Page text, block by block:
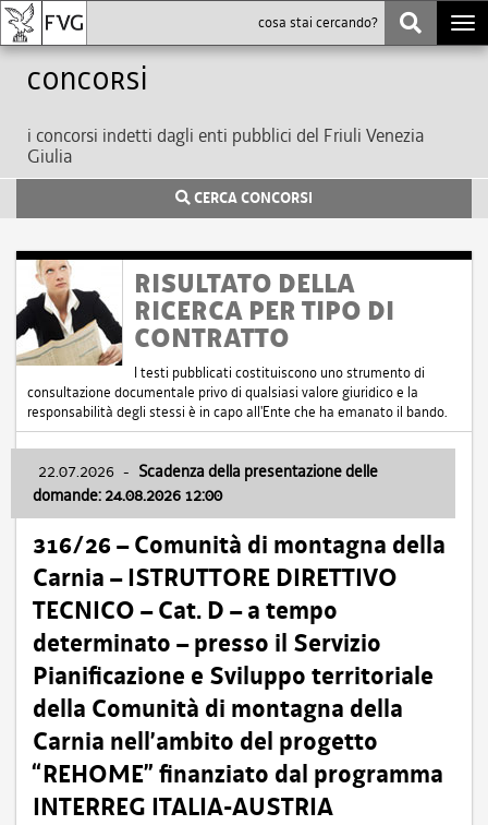
Concorsi
i concorsi indetti dagli enti pubblici del Friuli Venezia
Giulia
CERCA CONCORSI
RISULTATO DELLA
RICERCA PER TIPO DI
CONTRATTO
I testi pubblicati costituiscono uno strumento di
consultazione documentale privo di qualsiasi valore giuridico e la
responsabilità degli stessi è in capo all'Ente che ha emanato il bando.
22.07.2026 - Scadenza della presentazione delle
domande: 24.08.2026 12:00
316/26 – Comunità di montagna della
Carnia – ISTRUTTORE DIRETTIVO
TECNICO – Cat. D – a tempo
determinato – presso il Servizio
Pianificazione e Sviluppo territoriale
della Comunità di montagna della
Carnia nell’ambito del progetto
“REHOME” finanziato dal programma
INTERREG ITALIA-AUSTRIA